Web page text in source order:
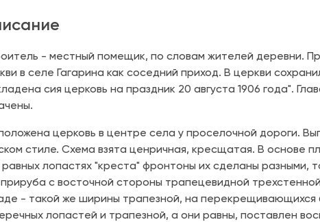
- местный помещик, по словам жителей деревни.
в селе Гагарина как соседний приход. В церкви
сия церковь на праздник 20 августа 1906 года".
церковь в центре села у проселочной дороги.
стиле. Схема взята ценричная, кресщатая. В основе
равных лопастях "креста" фронтоны их сделаны разными,
с восточной стороны трапецевидной
- такой же ширины трапезной, на
лопастей и трапезной, а они равны, поставлен